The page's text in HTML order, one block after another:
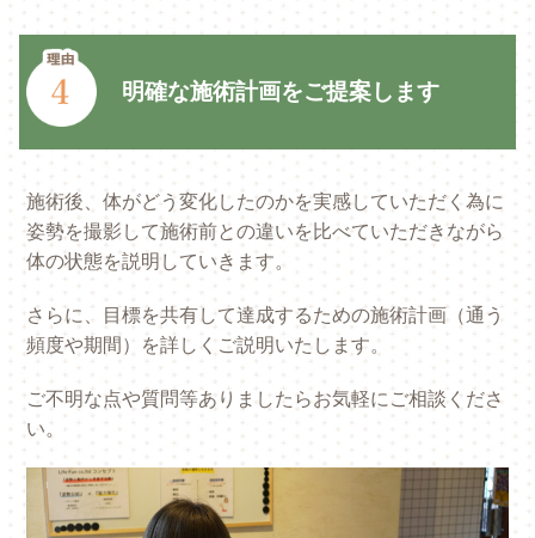
明確な施術計画をご提案します
施術後、体がどう変化したのかを実感していただく為に
姿勢を撮影して施術前との違いを比べていただきながら
体の状態を説明していきます。
さらに、目標を共有して達成するための施術計画（通う
頻度や期間）を詳しくご説明いたします。
ご不明な点や質問等ありましたらお気軽にご相談くださ
い。